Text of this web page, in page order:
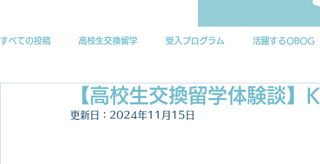
すべての投稿 高校生交換留学 受入プログラム 活躍するOBOG
インターンシップ ニュース EILアーカイブ
【高校生交換留学体験談】
更新日： 2024年11月15日